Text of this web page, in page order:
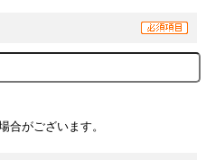
合がございます。